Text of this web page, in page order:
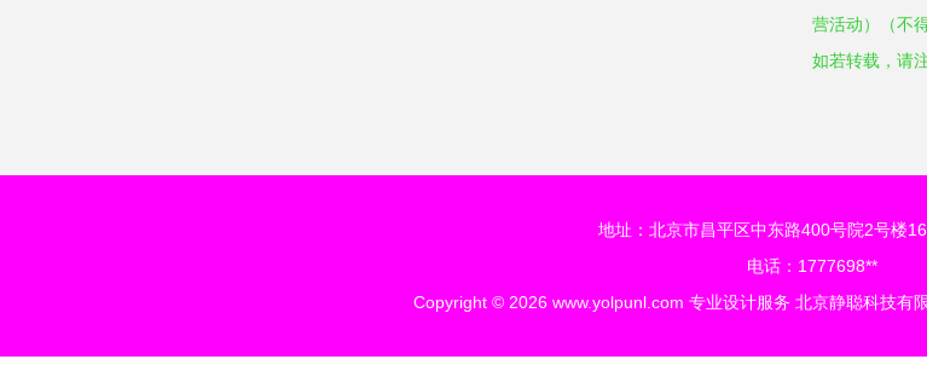
营活动）（不
如若转载，请
地址：北京市昌平区中东路400号院2号楼
电话：1777698**
Copyright © 2026 www.yolpunl.com 专业设计服务 北京静聪科技有